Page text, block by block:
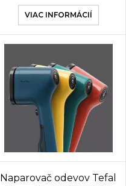
VIAC INFORMÁCIÍ
Naparovač odevov Tefal